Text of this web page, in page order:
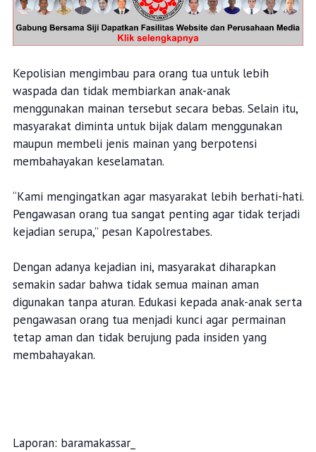
Kepolisian mengimbau para orang tua untuk lebih
waspada dan tidak membiarkan anak-anak
menggunakan mainan tersebut secara bebas. Selain itu,
masyarakat diminta untuk bijak dalam menggunakan
maupun membeli jenis mainan yang berpotensi
membahayakan keselamatan.
“Kami mengingatkan agar masyarakat lebih berhati-hati.
Pengawasan orang tua sangat penting agar tidak terjadi
kejadian serupa,” pesan Kapolrestabes.
Dengan adanya kejadian ini, masyarakat diharapkan
semakin sadar bahwa tidak semua mainan aman
digunakan tanpa aturan. Edukasi kepada anak-anak serta
pengawasan orang tua menjadi kunci agar permainan
tetap aman dan tidak berujung pada insiden yang
membahayakan.
Laporan: baramakassar_